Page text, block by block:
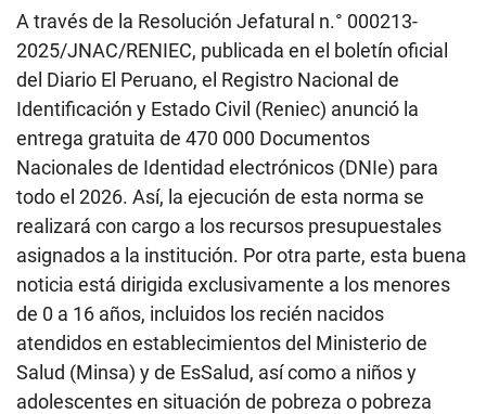
A través de la Resolución Jefatural n.° 000213-
2025/JNAC/RENIEC, publicada en el boletín oficial
del Diario El Peruano, el Registro Nacional de
Identificación y Estado Civil (Reniec) anunció la
entrega gratuita de 470 000 Documentos
Nacionales de Identidad electrónicos (DNIe) para
todo el 2026. Así, la ejecución de esta norma se
realizará con cargo a los recursos presupuestales
asignados a la institución. Por otra parte, esta buena
noticia está dirigida exclusivamente a los menores
de 0 a 16 años, incluidos los recién nacidos
atendidos en establecimientos del Ministerio de
Salud (Minsa) y de EsSalud, así como a niños y
adolescentes en situación de pobreza o pobreza